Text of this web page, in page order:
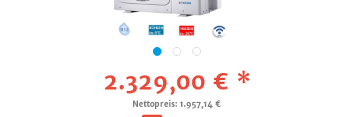
2.329,00 € *
Nettopreis: 1.957,14 €